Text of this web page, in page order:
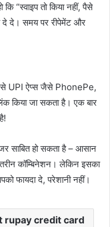
“स्वाइप तो किया नहीं, पैसे
दे दे। समय पर रीपेमेंट और
UPI ऐप्स जैसे PhonePe,
किया जा सकता है। एक बार
साबित हो सकता है – आसान
कॉम्बिनेशन। लेकिन इसका
फायदा दे, परेशानी नहीं।
rupay credit card